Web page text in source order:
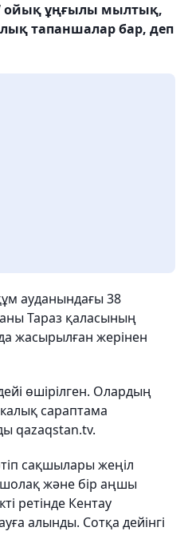
ойық ұңғылы мылтық,
тапаншалар бар, деп
ауданындағы 38
Тараз қаласының
жасырылған жерінен
өшірілген. Олардың
сараптама
qazaqstan.tv.
сақшылары жеңіл
шолақ және бір аңшы
ретінде Кентау
алынды. Сотқа дейінгі